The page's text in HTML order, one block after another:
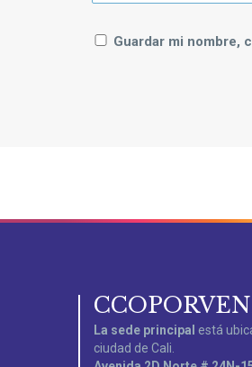
Guardar mi nombre,
La sede principal está
ciudad de Cali.